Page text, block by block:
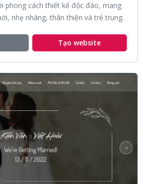
phong cách thiết kế độc đáo, mang
nhẹ nhàng, thân thiện và trẻ trung.
Tạo website